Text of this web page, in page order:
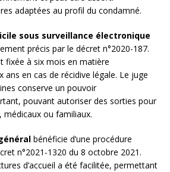
adaptées au profil du condamné.
sous surveillance électronique
précis par le décret n°2020-187.
fixée à six mois en matière
ans en cas de récidive légale. Le juge
conserve un pouvoir
pouvant autoriser des sorties pour
ou familiaux.
bénéficie d’une procédure
n°2021-1320 du 8 octobre 2021.
d’accueil a été facilitée, permettant